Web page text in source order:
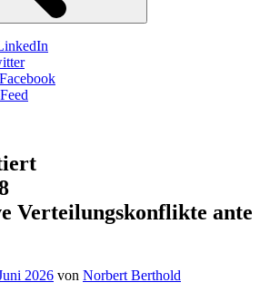
Facebook
Verteilungskonflikte ante
2026 von Norbert Berthold